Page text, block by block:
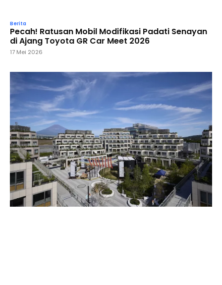
Berita
Pecah! Ratusan Mobil Modifikasi Padati Senayan
di Ajang Toyota GR Car Meet 2026
17 Mei 2026